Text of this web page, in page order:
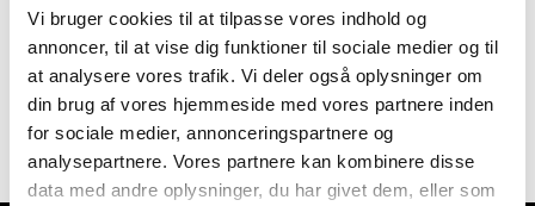
Vi bruger cookies til at tilpasse vores indhold og
annoncer, til at vise dig funktioner til sociale medier og til
at analysere vores trafik. Vi deler også oplysninger om
din brug af vores hjemmeside med vores partnere inden
for sociale medier, annonceringspartnere og
analysepartnere. Vores partnere kan kombinere disse
data med andre oplysninger, du har givet dem, eller som
kan man strikke dåbsservietter til de børn, der døbes i
kirken. Undervejs synger vi også par sange og der
oplæses en fortælling eller lignende.